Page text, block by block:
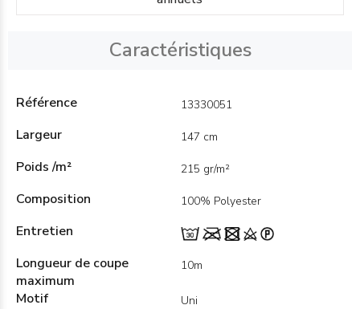
Caractéristiques
Référence 13330051
Largeur 147 cm
Poids /m² 215 gr/m²
Composition 100% Polyester
Entretien
Longueur de coupe
maximum
10m
Motif Uni